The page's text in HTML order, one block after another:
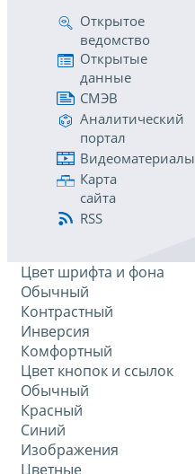
Открытое
ведомство
Открытые
данные
СМЭВ
Аналитический
портал
Видеоматериалы
Карта
сайта
RSS
Цвет шрифта и фона
Обычный
Контрастный
Инверсия
Комфортный
Цвет кнопок и ссылок
Обычный
Красный
Синий
Изображения
Цветные